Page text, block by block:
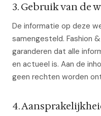
3. Gebruik van de
De informatie op deze
samengesteld. Fashion
garanderen dat alle
en actueel is. Aan de
geen rechten worden
4.